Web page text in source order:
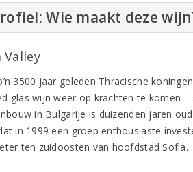
Wie maakt deze
Valley
3500 jaar geleden Thracische
glas wijn weer op krachten te komen
in Bulgarije is duizenden jaren
in 1999 een groep enthousiaste
ten zuidoosten van hoofdstad Sofia.